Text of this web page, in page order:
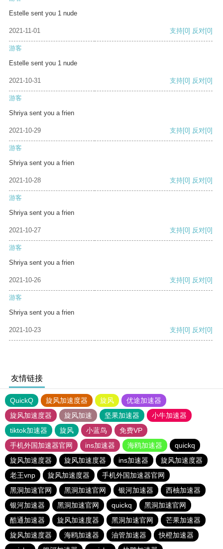
Estelle sent you 1 nude
2021-11-01 支持[0] 反对[0]
游客
Estelle sent you 1 nude
2021-10-31 支持[0] 反对[0]
游客
Shriya sent you a frien
2021-10-29 支持[0] 反对[0]
游客
Shriya sent you a frien
2021-10-28 支持[0] 反对[0]
游客
Shriya sent you a frien
2021-10-27 支持[0] 反对[0]
游客
Shriya sent you a frien
2021-10-26 支持[0] 反对[0]
游客
Shriya sent you a frien
2021-10-23 支持[0] 反对[0]
友情链接
QuickQ 旋风加速度器 旋风
优途加速器
旋风加速度器
旋风加速 坚果加速器
小牛加速器
tiktok加速器
旋风 小蓝鸟
免费VP
手机外国加速器官网
ins加速器 海鸥加速器
quickq
旋风加速度器
旋风加速度器 ins加速器
旋风加速度器
老王vnp
旋风加速度器
手机外国加速器官网
黑洞加速官网
黑洞加速官网 银河加速器
西柚加速器
银河加速器
黑洞加速官网 quickq
黑洞加速官网
酷通加速器
旋风加速度器 黑洞加速官网
芒果加速器
旋风加速度器
海鸥加速器 油管加速器
快橙加速器